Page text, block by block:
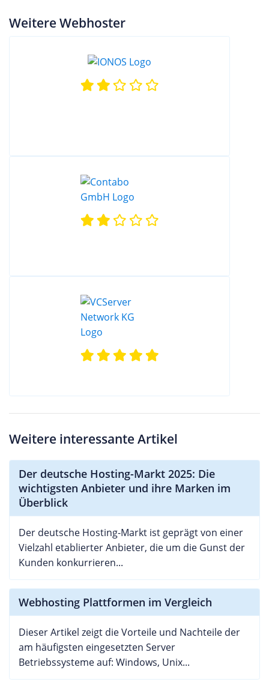
Weitere Webhoster
Weitere interessante Artikel
Der deutsche Hosting-Markt 2025: Die
wichtigsten Anbieter und ihre Marken im
Überblick
Der deutsche Hosting-Markt ist geprägt von einer
Vielzahl etablierter Anbieter, die um die Gunst der
Kunden konkurrieren...
Webhosting Plattformen im Vergleich
Dieser Artikel zeigt die Vorteile und Nachteile der
am häufigsten eingesetzten Server
Betriebssysteme auf: Windows, Unix...